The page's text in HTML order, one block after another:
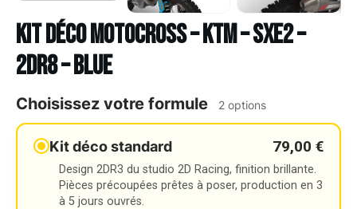
Kit déco Motocross – KTM – SXE2 –
2DR8 – BLUE
Choisissez votre formule 2 options
Kit déco standard 79,00 €
Design 2DR3 du studio 2D Racing, finition brillante.
Pièces précoupées prêtes à poser, production en 3
à 5 jours ouvrés.